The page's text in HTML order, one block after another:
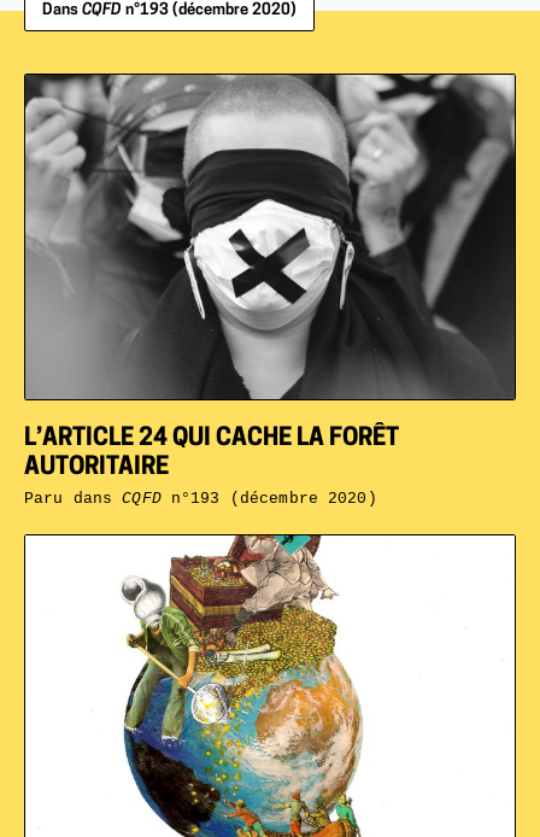
Dans CQFD n°193 (décembre 2020)
L’ARTICLE 24 QUI CACHE LA FORÊT
AUTORITAIRE
Paru dansCQFDn°193 (décembre 2020)